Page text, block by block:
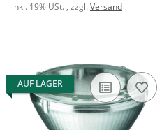
inkl. 19% USt. , zzgl.Versand
AUF LAGER